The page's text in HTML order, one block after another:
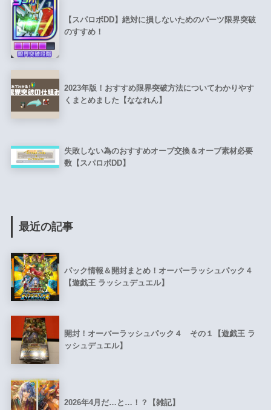
【スパロボDD】絶対に損しないためのパーツ限界突破
のすすめ！
2023年版！おすすめ限界突破方法についてわかりやす
くまとめました【ななれん】
失敗しない為のおすすめオーブ交換＆オーブ素材必要
数【スパロボDD】
最近の記事
パック情報＆開封まとめ！オーバーラッシュパック４
【遊戯王 ラッシュデュエル】
開封！オーバーラッシュパック４ その１【遊戯王 ラ
ッシュデュエル】
2026年4月だ…と…！？【雑記】